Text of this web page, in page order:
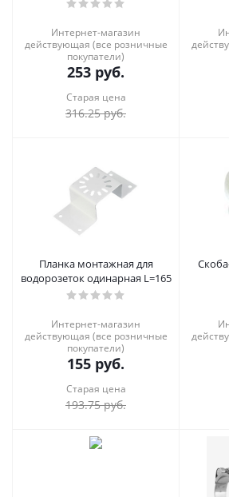
Интернет-магазин
действующая (все розничные
покупатели)
253 руб.
Старая цена
316.25руб.
Планка монтажная для
водорозеток одинарная L=165
Интернет-магазин
действующая (все розничные
покупатели)
155 руб.
Старая цена
193.75руб.